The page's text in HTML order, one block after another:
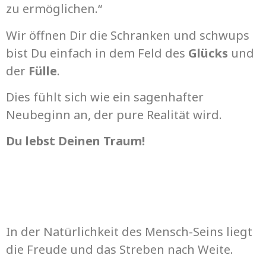
zu ermöglichen.“
Wir öffnen Dir die Schranken und schwups
bist Du einfach in dem Feld des Glücks und
der Fülle.
Dies fühlt sich wie ein sagenhafter
Neubeginn an, der pure Realität wird.
Du lebst Deinen Traum!
In der Natürlichkeit des Mensch-Seins liegt
die Freude und das Streben nach Weite.